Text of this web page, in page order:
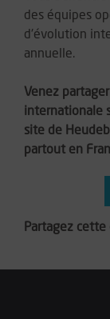
des équipes
d'évolution
annuelle.
Venez
internationale
site de
partout en
Partagez cette